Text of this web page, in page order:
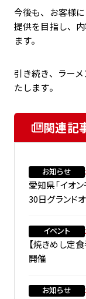
今後も、お客様
提供を目指し、
ます。
引き続き、ラー
たします。
関連記
お知らせ
愛知県「イオ
30日グランド
イベント
【焼きめし定
開催
お知らせ